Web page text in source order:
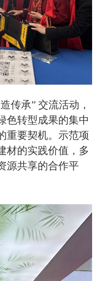
传承” 交流活动，
色转型成果的集中
重要契机。示范项
材的实践价值，多
源共享的合作平